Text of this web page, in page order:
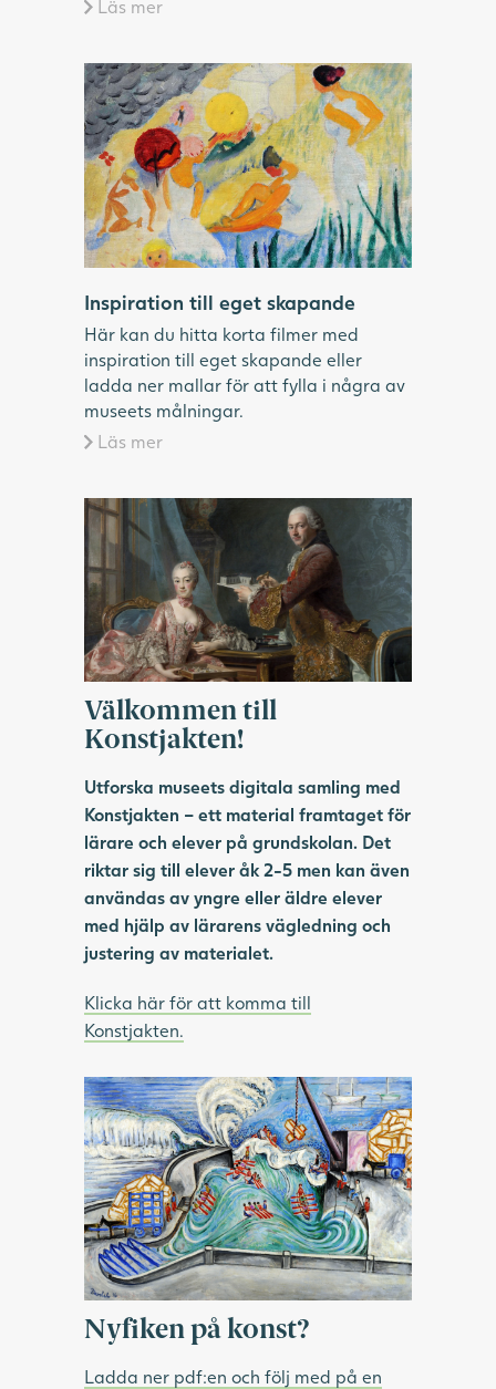
Läs mer
Oljemålning i klara färger och enkla former
som föreställer människor på en strand i
vita badkläder.
Inspiration till eget skapande
Här kan du hitta korta filmer med
inspiration till eget skapande eller
ladda ner mallar för att fylla i några av
museets målningar.
Läs mer
Välkommen till
Konstjakten!
Utforska museets digitala samling med
Konstjakten – ett material framtaget för
lärare och elever på grundskolan. Det
riktar sig till elever åk 2-5 men kan även
användas av yngre eller äldre elever
med hjälp av lärarens vägledning och
justering av materialet.
Klicka här för att komma till
Konstjakten.
Nyfiken på konst?
Ladda ner pdf:en och följ med på en